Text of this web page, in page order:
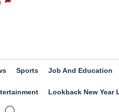
Sports Job And Education
Lookback New Year